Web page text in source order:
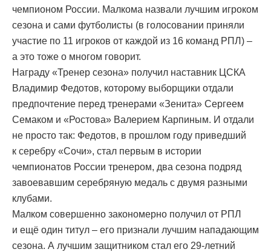
чемпионом России. Малкома назвали лучшим игроком
сезона и сами футболисты (в голосовании приняли
участие по 11 игроков от каждой из 16 команд РПЛ) –
а это тоже о многом говорит.
Награду «Тренер сезона» получил наставник ЦСКА
Владимир Федотов, которому выборщики отдали
предпочтение перед тренерами «Зенита» Сергеем
Семаком и «Ростова» Валерием Карпиным. И отдали
не просто так: Федотов, в прошлом году приведший
к серебру «Сочи», стал первым в истории
чемпионатов России тренером, два сезона подряд
завоевавшим серебряную медаль с двумя разными
клубами.
Малком совершенно закономерно получил от РПЛ
и ещё один титул – его признали лучшим нападающим
сезона. А лучшим защитником стал его 29-летний